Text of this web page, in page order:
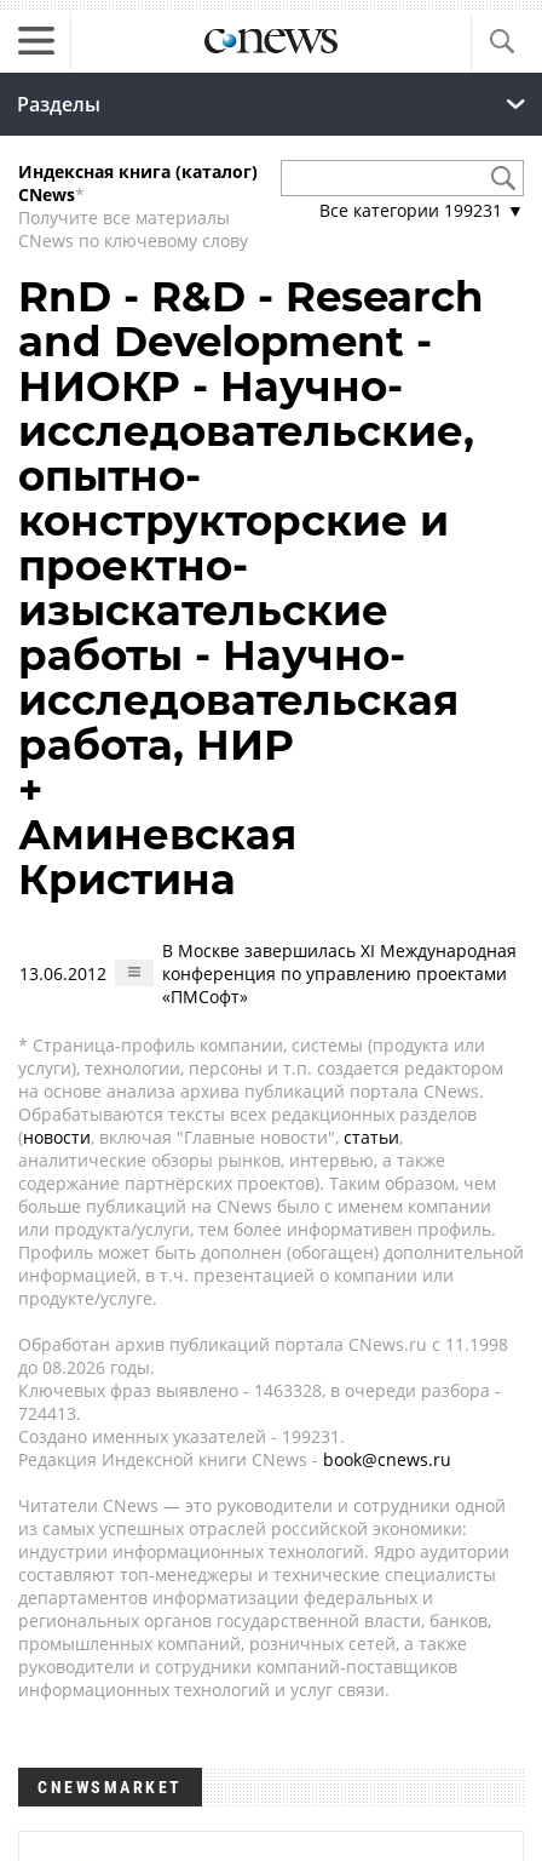
Разделы
Индексная книга (каталог)
CNews*
Получите все материалы
CNews по ключевому слову
Все категории 199231 ▼
RnD - R&D - Research
and Development -
НИОКР - Научно-
исследовательские,
опытно-
конструкторские и
проектно-
изыскательские
работы - Научно-
исследовательская
работа, НИР
+
Аминевская
Кристина
13.06.2012
В Москве завершилась XI Международная
конференция по управлению проектами
«ПМСофт»
* Страница-профиль компании, системы (продукта или
услуги), технологии, персоны и т.п. создается редактором
на основе анализа архива публикаций портала CNews.
Обрабатываются тексты всех редакционных разделов
(новости, включая "Главные новости", статьи,
аналитические обзоры рынков, интервью, а также
содержание партнёрских проектов). Таким образом, чем
больше публикаций на CNews было с именем компании
или продукта/услуги, тем более информативен профиль.
Профиль может быть дополнен (обогащен) дополнительной
информацией, в т.ч. презентацией о компании или
продукте/услуге.
Обработан архив публикаций портала CNews.ru c 11.1998
до 08.2026 годы.
Ключевых фраз выявлено - 1463328, в очереди разбора -
724413.
Создано именных указателей - 199231.
Редакция Индексной книги CNews - book@cnews.ru
Читатели CNews — это руководители и сотрудники одной
из самых успешных отраслей российской экономики:
индустрии информационных технологий. Ядро аудитории
составляют топ-менеджеры и технические специалисты
департаментов информатизации федеральных и
региональных органов государственной власти, банков,
промышленных компаний, розничных сетей, а также
руководители и сотрудники компаний-поставщиков
информационных технологий и услуг связи.
CNEWSMARKET